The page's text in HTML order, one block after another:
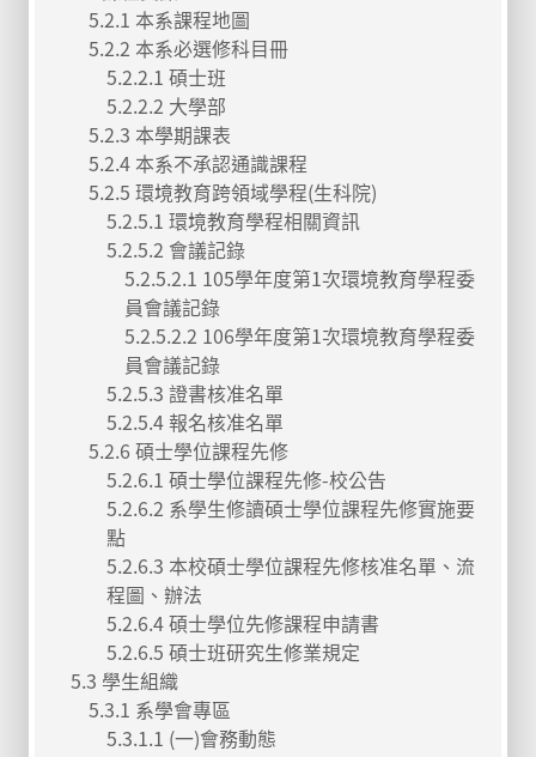
5.2.1 本系課程地圖
5.2.2 本系必選修科目冊
5.2.2.1 碩士班
5.2.2.2 大學部
5.2.3 本學期課表
5.2.4 本系不承認通識課程
5.2.5 環境教育跨領域學程(生科院)
5.2.5.1 環境教育學程相關資訊
5.2.5.2 會議記錄
5.2.5.2.1 105學年度第1次環境教育學程委
員會議記錄
5.2.5.2.2 106學年度第1次環境教育學程委
員會議記錄
5.2.5.3 證書核准名單
5.2.5.4 報名核准名單
5.2.6 碩士學位課程先修
5.2.6.1 碩士學位課程先修-校公告
5.2.6.2 系學生修讀碩士學位課程先修實施要
點
5.2.6.3 本校碩士學位課程先修核准名單、流
程圖、辦法
5.2.6.4 碩士學位先修課程申請書
5.2.6.5 碩士班研究生修業規定
5.3 學生組織
5.3.1 系學會專區
5.3.1.1 (一)會務動態